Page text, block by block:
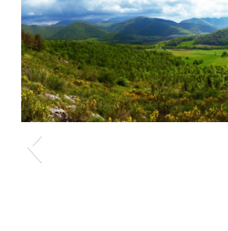
Nature Comminges